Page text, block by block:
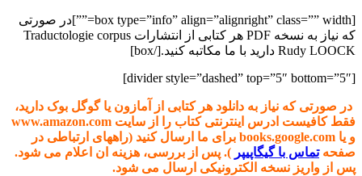
[box type=”info” align=”alignright” class=”” width=””]در صورتی
که نیاز به نسخه PDF هر کتابی از انتشارات Traductologie corpus
Rudy LOOCK دارید با ما مکاتبه کنید.[/box]
[divider style=”dashed” top=”5″ bottom=”5″]
در صورتی که نیاز به دانلود هر کتابی از آمازون یا گوگل بوک دارید،
فقط کافیست ادرس اینترنتی کتاب را از سایت www.amazon.com
و یا books.google.com برای ما ارسال کنید (راههای ارتباطی در
صفحهتماس با گیگاپیپر ). پس از بررسی، هزینه ان اعلام می شود.
پس از واریز نسخه الکترونیکی ارسال می شود.